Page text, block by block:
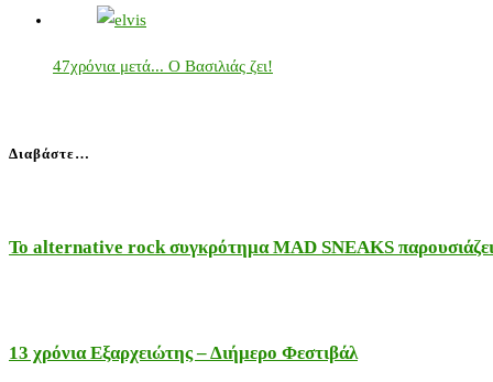
47χρόνια μετά... Ο Βασιλιάς ζει!
Διαβάστε…
Το alternative rock συγκρότημα MAD SNEAKS
13 χρόνια Εξαρχειώτης – Διήμερο Φεστιβάλ